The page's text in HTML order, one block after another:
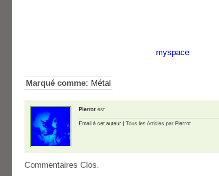
myspace
Marqué comme: Métal
Pierrot est
Email à cet auteur | Tous les Articles par Pierrot
Commentaires Clos.